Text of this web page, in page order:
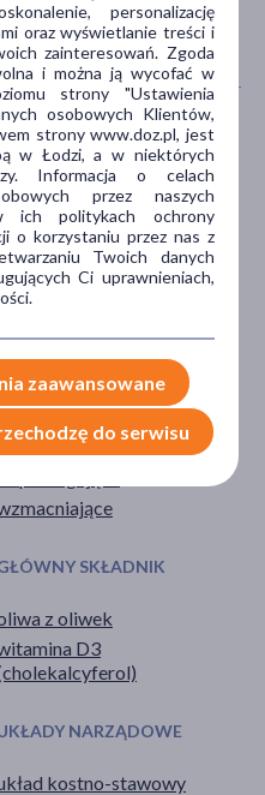
PRODUKTU
diety
WŁAŚCIWOŚCI
SKŁADNIK
z oliwek
D3
NARZĄDOWE
kostno-stawowy
personalizację
oraz wyświetlanie treści i
zainteresowań. Zgoda
i można ją wycofać w
strony "Ustawienia
osobowych Klientów,
strony www.doz.pl, jest
w Łodzi, a w niektórych
Informacja o celach
przez naszych
ich politykach ochrony
o korzystaniu przez nas z
Twoich danych
Ci uprawnieniach,
zaawansowane
do serwisu